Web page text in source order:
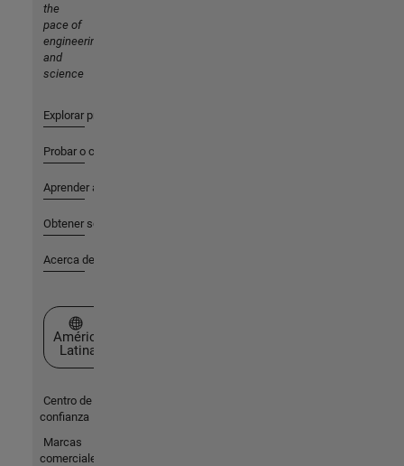
the
pace of
engineering
and
science
Explorar productos
Probar o comprar
Aprender a utilizar
Obtener soporte
Acerca de MathWorks
Seleccione un país/idioma
América
Latina
Centro de
confianza
Marcas
comerciales